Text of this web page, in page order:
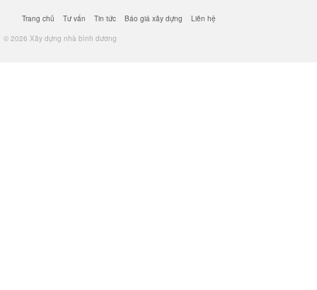
Trang chủ Tư vấn Tin tức Báo giá xây dựng
Liên hệ
© 2026 Xây dựng nhà bình dương